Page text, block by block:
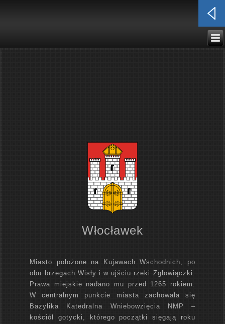
Włocławek
Miasto położone na Kujawach Wschodnich, po
obu brzegach Wisły i w ujściu rzeki Zgłowiączki.
Prawa miejskie nadano mu przed 1265 rokiem.
W centralnym punkcie miasta zachowała się
Bazylika Katedralna Wniebowzięcia NMP –
kościół gotycki, którego początki sięgają roku